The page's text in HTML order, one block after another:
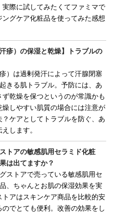
際に試してみたくてファミマで
グケア化粧品を使ってみた感想
汗疹）の保湿と乾燥】トラブルの
）は過剰発汗によって汗腺閉塞
きる肌トラブル。予防には、あ
乾燥を保つというのが常識かも
しやすい肌質の場合には注意が
ケアとしてトラブルを防ぐ、あ
します。
ストアの敏感肌用セラミド化粧
は出てますか？
ストアで売っている敏感肌用セ
、ちゃんとお肌の保湿効果を実
アはスキンケア商品を比較的安
でとても便利。改善の効果をし